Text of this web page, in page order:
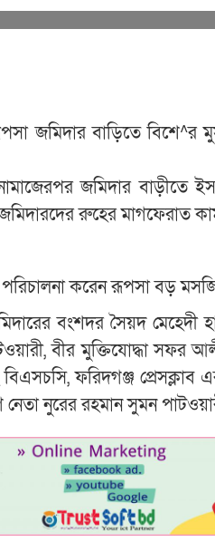
জমিদার বাড়িতে বিশে^র
জমিদার বাড়ীতে
জমিদারদের রুহের
করেন রূপসা বড়
বংশদর সৈয়দ মেহেদী
বীর মুক্তিযোদ্ধা সফর
বিএসচসি, ফরিদগঞ্জ
নুরের রহমান সুমন